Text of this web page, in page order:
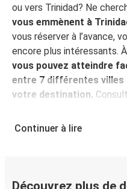
ou vers Trinidad? Ne
vous emmènent à
vous réserver à l’avance,
encore plus intéressants.
vous pouvez atteindre
entre 7 différentes villes
votre destination.
votre ville!
FlixBus représente le
Continuer à lire